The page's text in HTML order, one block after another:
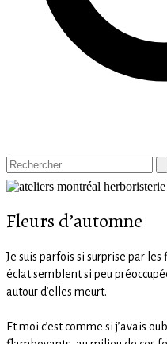
Open
mobile
menu
Close
mobile
menu
Panier
Search
Fleurs d’automne
Je suis parfois si surprise par
éclat semblent si peu
autour d’elles meurt. ⁠
Et moi c’est comme si j’avais